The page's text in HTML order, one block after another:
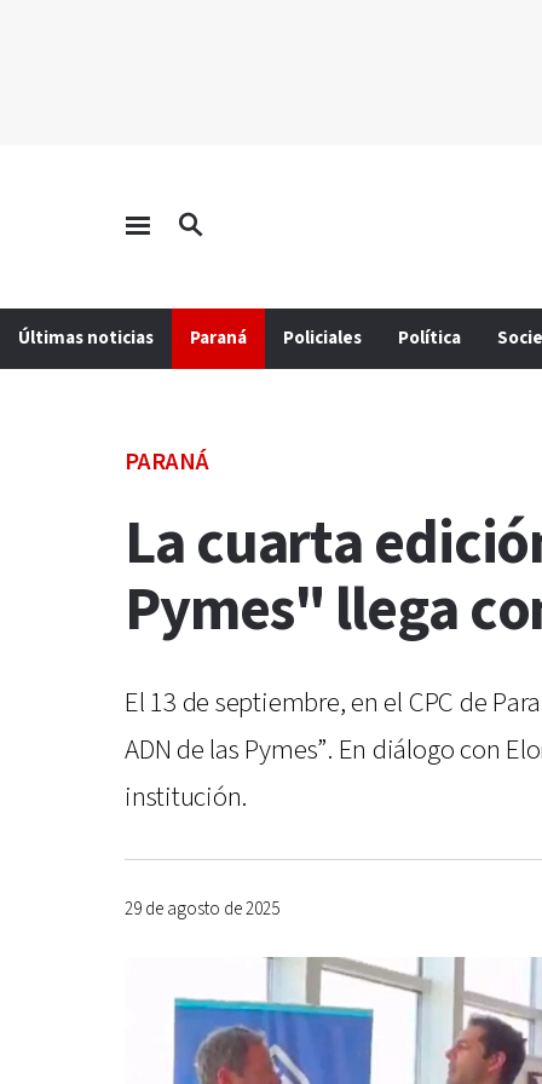
Últimas noticias Paraná Policiales Política
PARANÁ
La cuarta
Pymes" llega
El 13 de septiembre, en el CPC de
ADN de las Pymes”. En diálogo con
institución.
29 de agosto de 2025